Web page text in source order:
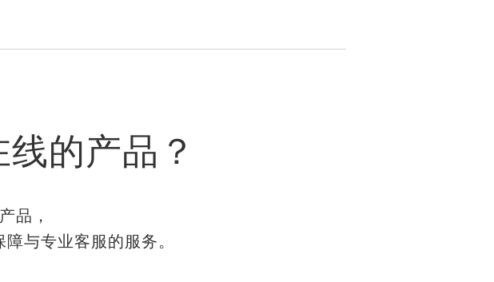
的产品？
品，
与专业客服的服务。